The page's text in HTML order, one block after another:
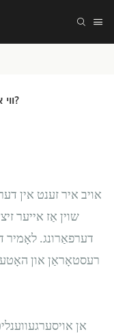
ווי און וואו צו קויפן האָספּיטאַליטי זיצן גראָס?
אויב איר זענט אין
שוין אַז אייער
דערפאַרונג. לאָמיר
רעסטאָראַן און
אן